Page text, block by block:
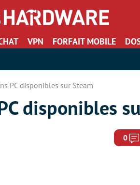
VPN FORFAIT MOBILE
PC disponibles sur Steam
disponibles
0